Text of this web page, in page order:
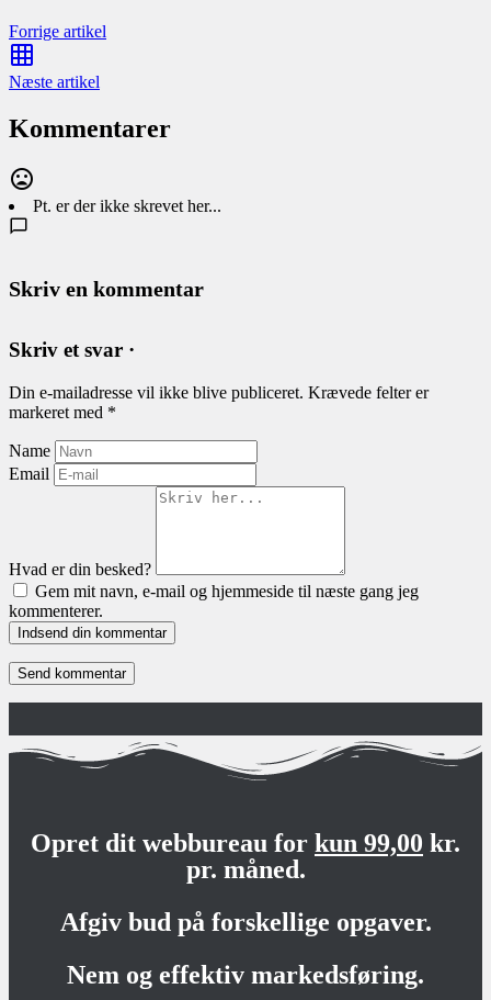
Forrige artikel
Næste artikel
Kommentarer
Pt. er der ikke skrevet her...
Skriv en kommentar
Skriv et svar ·
Din e-mailadresse vil ikke blive publiceret. Krævede felter er
markeret med *
Name
Email
Hvad er din besked?
Gem mit navn, e-mail og hjemmeside til næste gang jeg
kommenterer.
Indsend din kommentar
Opret dit webbureau for kun 99,00 kr.
pr. måned.
Afgiv bud på forskellige opgaver.
Nem og effektiv markedsføring.